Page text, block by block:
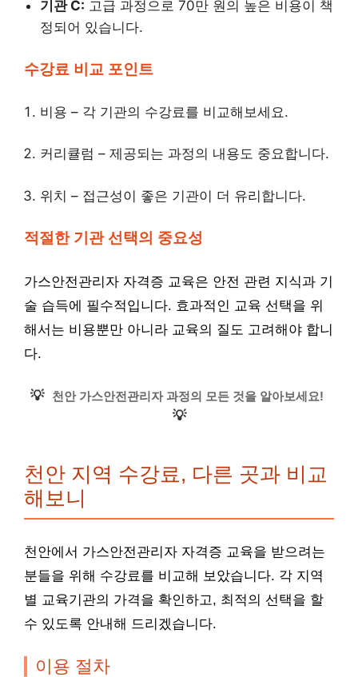
기관 C: 고급 과정으로 70만 원의 높은 비용이 책
정되어 있습니다.
수강료 비교 포인트
비용 – 각 기관의 수강료를 비교해보세요.
커리큘럼 – 제공되는 과정의 내용도 중요합니다.
위치 – 접근성이 좋은 기관이 더 유리합니다.
적절한 기관 선택의 중요성
가스안전관리자 자격증 교육은 안전 관련 지식과 기
술 습득에 필수적입니다. 효과적인 교육 선택을 위
해서는 비용뿐만 아니라 교육의 질도 고려해야 합니
다.
💡 천안 가스안전관리자 과정의 모든 것을 알아보세요!
💡
천안 지역 수강료, 다른 곳과 비교
해보니
천안에서 가스안전관리자 자격증 교육을 받으려는
분들을 위해 수강료를 비교해 보았습니다. 각 지역
별 교육기관의 가격을 확인하고, 최적의 선택을 할
수 있도록 안내해 드리겠습니다.
이용 절차